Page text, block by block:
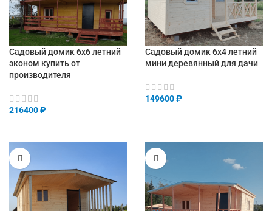
Садовый домик 6х6 летний
эконом купить от
производителя
216400₽
Садовый домик 6х4 летний
мини деревянный для дачи
149600₽